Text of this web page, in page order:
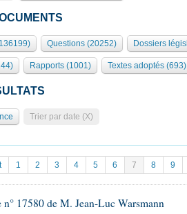
Questions (20252) Dossiers
Rapports (1001) Textes adoptés (693)
Trier par date (X)
1 2 3 4 5 6 7 8 9
n° 17580 de M. Jean-Luc Warsmann